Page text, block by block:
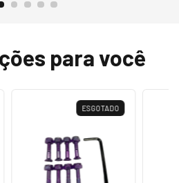
para você
ESGOTADO